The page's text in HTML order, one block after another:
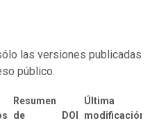
las versiones publicadas
público.
Resumen
de
DOI
Última
modificación